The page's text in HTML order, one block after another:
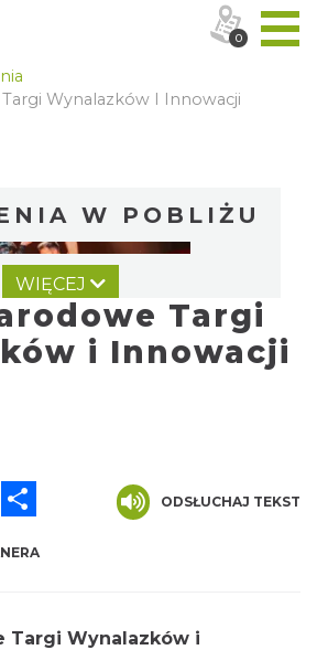
Wynalazków I Innowacji
W POBLIŻU
WIĘCEJ
Targi
i Innowacji
Messenger
ODSŁUCHAJ TEKST
Targi Wynalazków i
0